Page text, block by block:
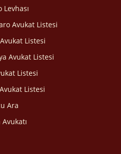
Avukat Listesi
Listesi
Avukat Listesi
Listesi
Listesi
Ara